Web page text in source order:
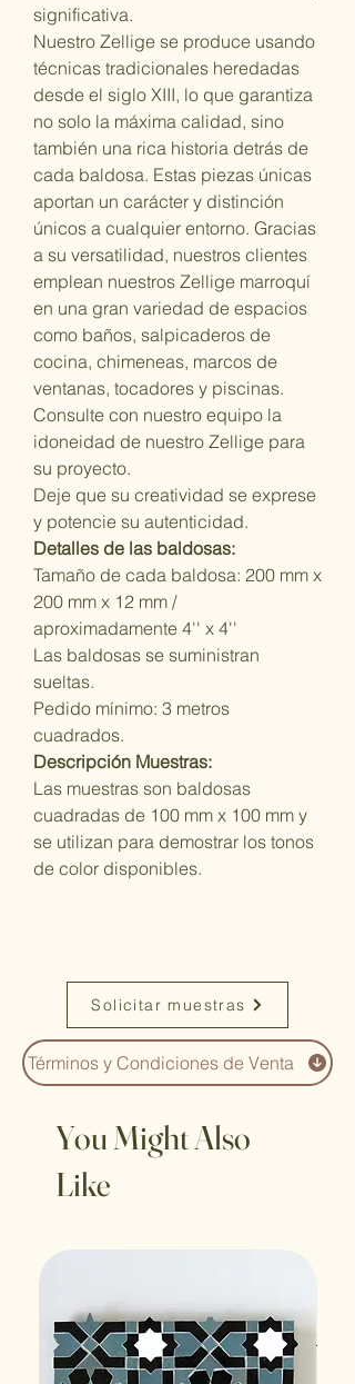
significativa.
Nuestro Zellige se produce usando
técnicas tradicionales heredadas
desde el siglo XIII, lo que garantiza
no solo la máxima calidad, sino
también una rica historia detrás de
cada baldosa. Estas piezas únicas
aportan un carácter y distinción
únicos a cualquier entorno. Gracias
a su versatilidad, nuestros clientes
emplean nuestros Zellige marroquí
en una gran variedad de espacios
como baños, salpicaderos de
cocina, chimeneas, marcos de
ventanas, tocadores y piscinas.
Consulte con nuestro equipo la
idoneidad de nuestro Zellige para
su proyecto.
Deje que su creatividad se exprese
y potencie su autenticidad.
Detalles de las baldosas:
Tamaño de cada baldosa: 200 mm x
200 mm x 12 mm /
aproximadamente 4'' x 4''
Las baldosas se suministran
sueltas.
Pedido mínimo: 3 metros
cuadrados.
Descripción Muestras:
Las muestras son baldosas
cuadradas de 100 mm x 100 mm y
se utilizan para demostrar los tonos
de color disponibles.
Solicitar muestras
Términos y Condiciones de Venta
You Might Also
Like